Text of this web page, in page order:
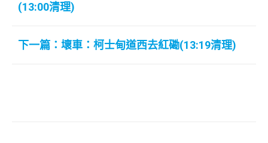
(13:00清理)
下一篇：壞車：柯士甸道西去紅磡(13:19清理)